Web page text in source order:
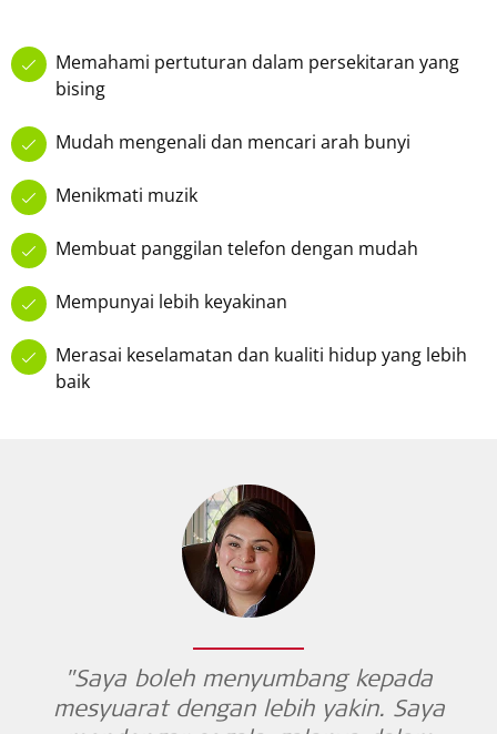
Memahami pertuturan dalam persekitaran yang
bising
Mudah mengenali dan mencari arah bunyi
Menikmati muzik
Membuat panggilan telefon dengan mudah
Mempunyai lebih keyakinan
Merasai keselamatan dan kualiti hidup yang lebih
baik
"Saya boleh menyumbang kepada
mesyuarat dengan lebih yakin. Saya